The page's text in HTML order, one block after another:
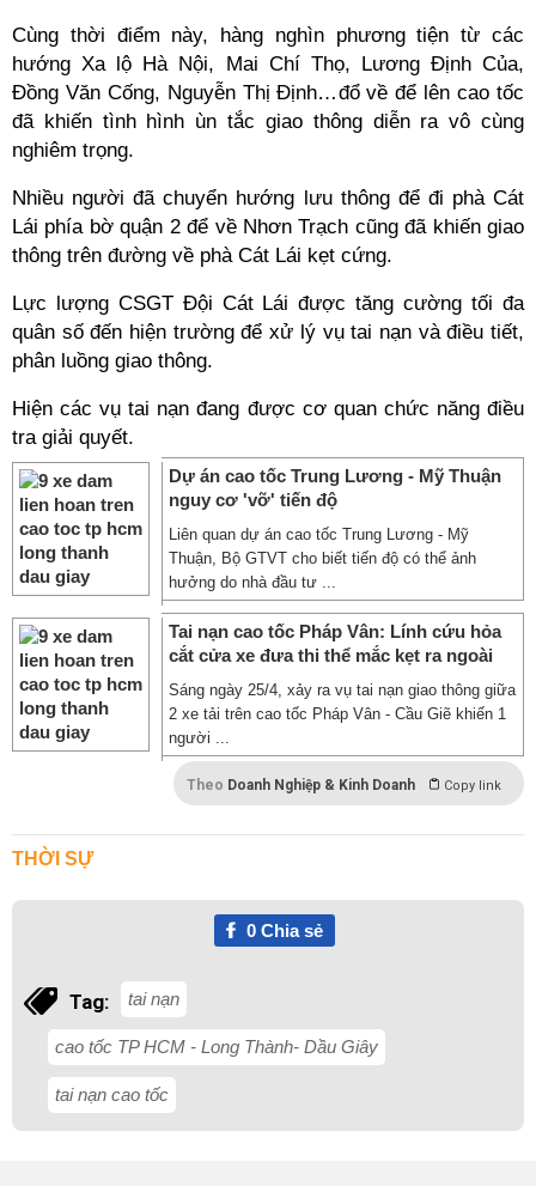
Cùng thời điểm này, hàng nghìn phương tiện từ các
hướng Xa lộ Hà Nội, Mai Chí Thọ, Lương Định Của,
Đồng Văn Cống, Nguyễn Thị Định…đổ về để lên cao tốc
đã khiến tình hình ùn tắc giao thông diễn ra vô cùng
nghiêm trọng.
Nhiều người đã chuyển hướng lưu thông để đi phà Cát
Lái phía bờ quận 2 để về Nhơn Trạch cũng đã khiến giao
thông trên đường về phà Cát Lái kẹt cứng.
Lực lượng CSGT Đội Cát Lái được tăng cường tối đa
quân số đến hiện trường để xử lý vụ tai nạn và điều tiết,
phân luồng giao thông.
Hiện các vụ tai nạn đang được cơ quan chức năng điều
tra giải quyết.
Dự án cao tốc Trung Lương - Mỹ Thuận
nguy cơ 'vỡ' tiến độ
Liên quan dự án cao tốc Trung Lương - Mỹ
Thuận, Bộ GTVT cho biết tiến độ có thể ảnh
hưởng do nhà đầu tư ...
Tai nạn cao tốc Pháp Vân: Lính cứu hỏa
cắt cửa xe đưa thi thể mắc kẹt ra ngoài
Sáng ngày 25/4, xảy ra vụ tai nạn giao thông giữa
2 xe tải trên cao tốc Pháp Vân - Cầu Giẽ khiến 1
người ...
Theo Doanh Nghiệp & Kinh Doanh Copy link
THỜI SỰ
0Chia sẻ
Tag: tai nạn
cao tốc TP HCM - Long Thành- Dầu Giây
tai nạn cao tốc